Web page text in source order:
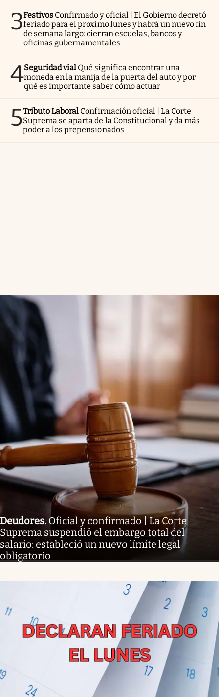
3Festivos Confirmado y oficial | El Gobierno decretó
feriado para el próximo lunes y habrá un nuevo fin
de semana largo: cierran escuelas, bancos y
oficinas gubernamentales
4Seguridad vial Qué significa encontrar una
moneda en la manija de la puerta del auto y por
qué es importante saber cómo actuar
5Tributo Laboral Confirmación oficial | La Corte
Suprema se aparta de la Constitucional y da más
poder a los prepensionados
Deudores. Oficial y confirmado | La Corte
Suprema suspendió el embargo total del
salario: estableció un nuevo límite legal
obligatorio